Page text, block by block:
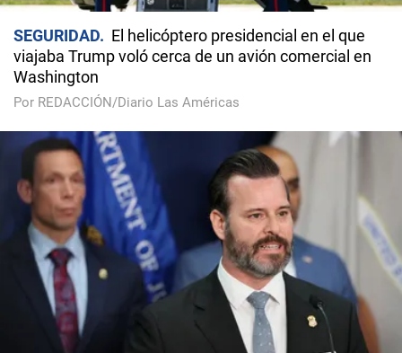
SEGURIDAD
El helicóptero presidencial en el que
viajaba Trump voló cerca de un avión comercial en
Washington
Por REDACCIÓN/Diario Las Américas